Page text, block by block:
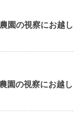
園の視察にお越し
園の視察にお越し